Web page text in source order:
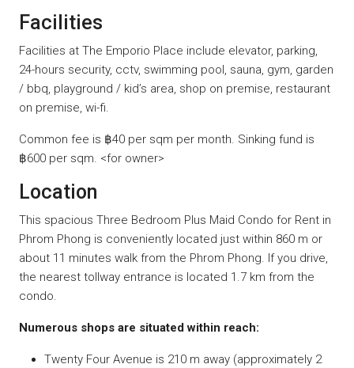
Facilities
Facilities at The Emporio Place include elevator, parking,
24-hours security, cctv, swimming pool, sauna, gym, garden
/ bbq, playground / kid’s area, shop on premise, restaurant
on premise, wi-fi.
Common fee is ฿40 per sqm per month. Sinking fund is
฿600 per sqm. <for owner>
Location
This spacious Three Bedroom Plus Maid Condo for Rent in
Phrom Phong is conveniently located just within 860 m or
about 11 minutes walk from the Phrom Phong. If you drive,
the nearest tollway entrance is located 1.7 km from the
condo.
Numerous shops are situated within reach:
Twenty Four Avenue is 210 m away (approximately 2